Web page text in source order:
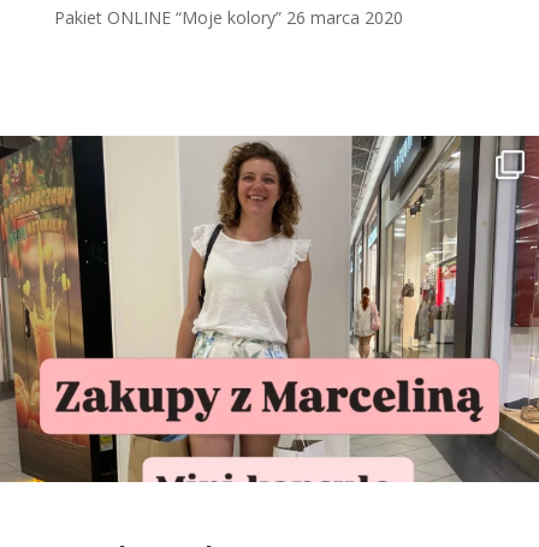
Pakiet ONLINE “Moje kolory” 26 marca 2020